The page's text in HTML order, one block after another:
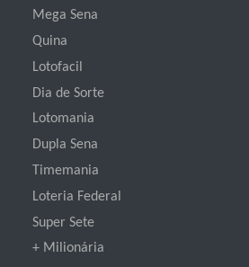
Mega Sena
Quina
Lotofacil
Dia de Sorte
Lotomania
Dupla Sena
Timemania
Loteria Federal
Super Sete
+ Milionária